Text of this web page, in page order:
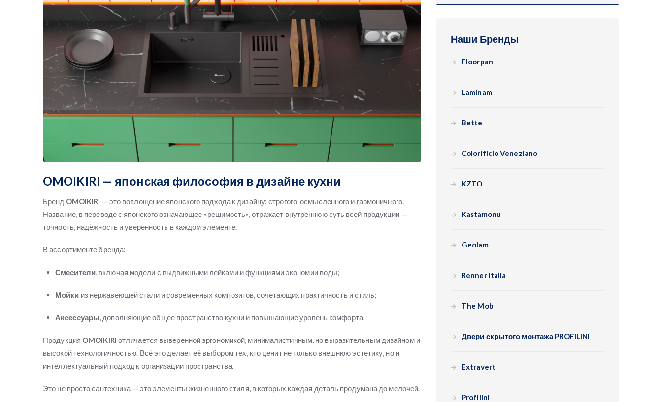
OMOIKIRI — японская философия в дизайне кухни
Бренд OMOIKIRI — это воплощение японского подхода к дизайну: строгого, осмысленного и гармоничного.
Название, в переводе с японского означающее «решимость», отражает внутреннюю суть всей продукции —
точность, надёжность и уверенность в каждом элементе.
В ассортименте бренда:
Смесители, включая модели с выдвижными лейками и функциями экономии воды;
Мойки из нержавеющей стали и современных композитов, сочетающих практичность и стиль;
Аксессуары, дополняющие общее пространство кухни и повышающие уровень комфорта.
Продукция OMOIKIRI отличается выверенной эргономикой, минималистичным, но выразительным дизайном и
высокой технологичностью. Всё это делает её выбором тех, кто ценит не только внешнюю эстетику, но и
интеллектуальный подход к организации пространства.
Это не просто сантехника — это элементы жизненного стиля, в которых каждая деталь продумана до мелочей.
Наши Бренды
Floorpan
Laminam
Bette
Colorificio Veneziano
KZTO
Kastamonu
Geolam
Renner Italia
The Mob
Двери скрытого монтажа PROFILINI
Extravert
Profilini